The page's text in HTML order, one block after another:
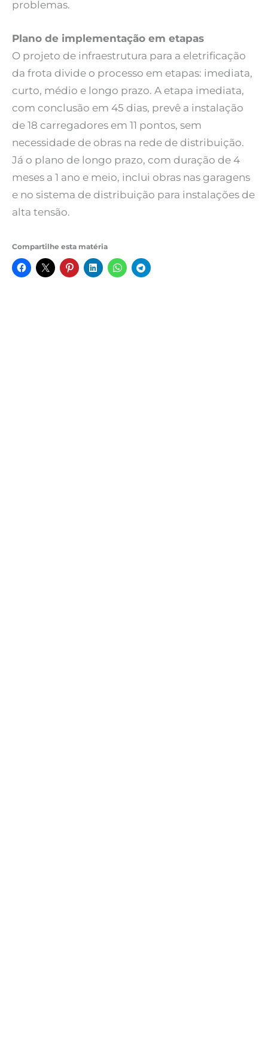
problemas.
Plano de implementação em etapas
O projeto de infraestrutura para a eletrificação
da frota divide o processo em etapas: imediata,
curto, médio e longo prazo. A etapa imediata,
com conclusão em 45 dias, prevê a instalação
de 18 carregadores em 11 pontos, sem
necessidade de obras na rede de distribuição.
Já o plano de longo prazo, com duração de 4
meses a 1 ano e meio, inclui obras nas garagens
e no sistema de distribuição para instalações de
alta tensão.
Compartilhe esta matéria